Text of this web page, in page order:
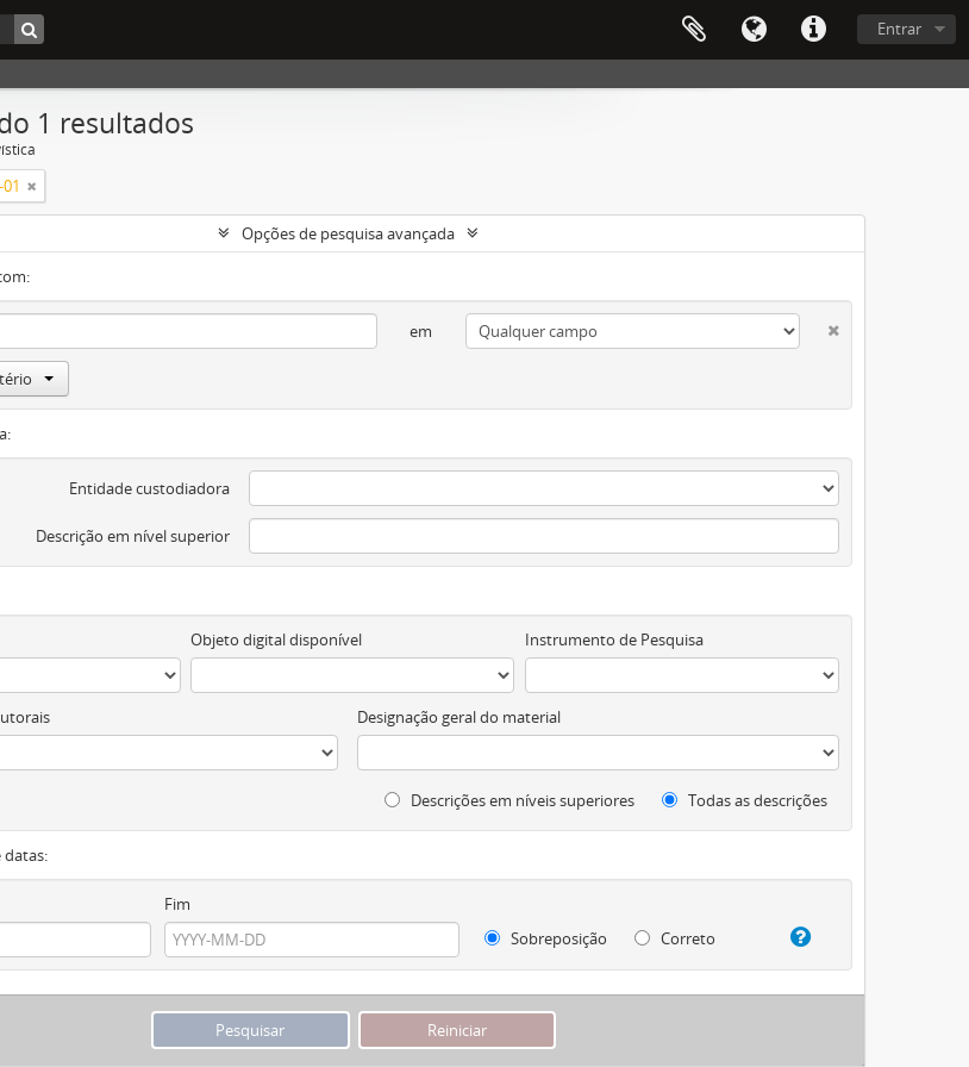
Entrar
1 resultados
Opções de pesquisa avançada
em
Entidade custodiadora
Descrição em nível superior
Objeto digital disponível Instrumento de Pesquisa
Designação geral do material
Descrições em níveis superiores Todas as descrições
Fim
Sobreposição
Correto